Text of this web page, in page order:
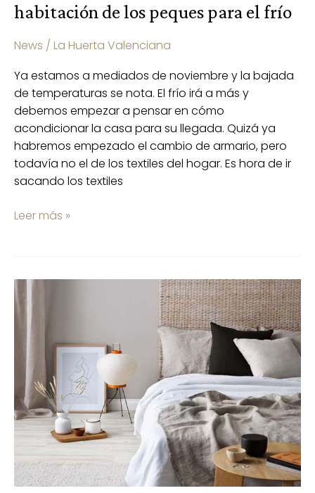
habitación de los peques para el frío
News / La Huerta Valenciana
Ya estamos a mediados de noviembre y la bajada
de temperaturas se nota. El frío irá a más y
debemos empezar a pensar en cómo
acondicionar la casa para su llegada. Quizá ya
habremos empezado el cambio de armario, pero
todavía no el de los textiles del hogar. Es hora de ir
sacando los textiles
Leer más »
Pasado
y
presente
innovación
en
los
textiles
para
el
hogar